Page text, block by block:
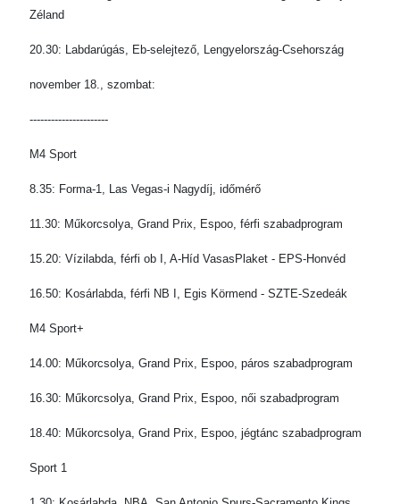
Zéland
20.30: Labdarúgás, Eb-selejtező, Lengyelország-Csehország
november 18., szombat:
----------------------
M4 Sport
8.35: Forma-1, Las Vegas-i Nagydíj, időmérő
11.30: Műkorcsolya, Grand Prix, Espoo, férfi szabadprogram
15.20: Vízilabda, férfi ob I, A-Híd VasasPlaket - EPS-Honvéd
16.50: Kosárlabda, férfi NB I, Egis Körmend - SZTE-Szedeák
M4 Sport+
14.00: Műkorcsolya, Grand Prix, Espoo, páros szabadprogram
16.30: Műkorcsolya, Grand Prix, Espoo, női szabadprogram
18.40: Műkorcsolya, Grand Prix, Espoo, jégtánc szabadprogram
Sport 1